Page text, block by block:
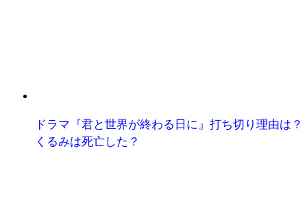
ドラマ『君と世界が終わる日に』打ち切り理由は？
くるみは死亡した？